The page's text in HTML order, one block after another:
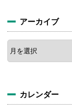
アーカイブ
ア
ー
カ
カレンダー